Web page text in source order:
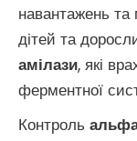
навантажень та
дітей та
амілази, які
ферментної
Контроль